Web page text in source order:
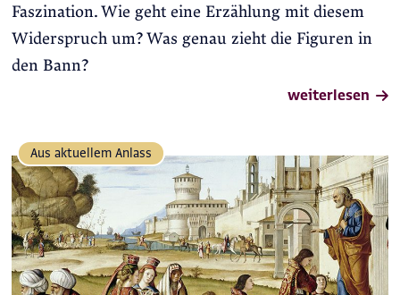
Faszination. Wie geht eine Erzählung mit diesem
Widerspruch um? Was genau zieht die Figuren in
den Bann?
weiterlesen
Aus aktuellem Anlass